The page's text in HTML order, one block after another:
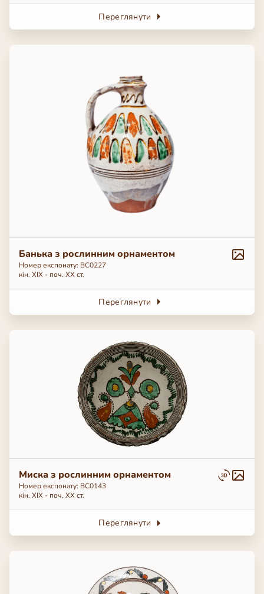
Переглянути
Банька з рослинним орнаментом
Номер експонату: ВС0227
кін. ХІХ - поч. ХХ ст.
Переглянути
Миска з рослинним орнаментом
Номер експонату: ВС0143
кін. ХІХ - поч. ХХ ст.
Переглянути